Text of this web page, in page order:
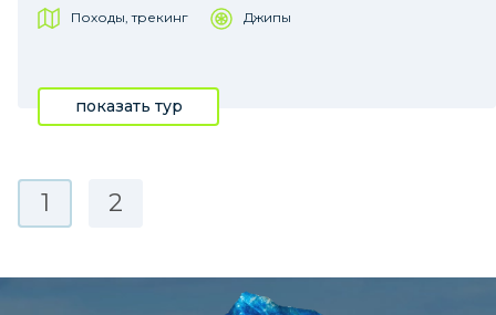
Походы, трекинг Джипы
показать тур
1 2